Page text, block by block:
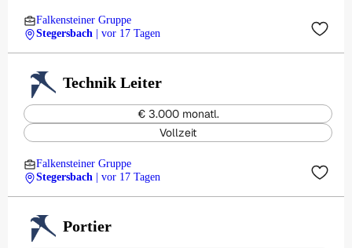
Falkensteiner Gruppe
Stegersbach
| vor 17 Tagen
Technik Leiter
€ 3.000 monatl.
Vollzeit
Falkensteiner Gruppe
Stegersbach
| vor 17 Tagen
Portier